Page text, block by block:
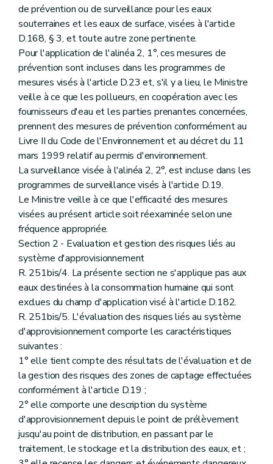
de prévention ou de surveillance pour les eaux
souterraines et les eaux de surface, visées à l'article
D.168, § 3, et toute autre zone pertinente.
Pour l'application de l'alinéa 2, 1°, ces mesures de
prévention sont incluses dans les programmes de
mesures visés à l'article D.23 et, s'il y a lieu, le Ministre
veille à ce que les pollueurs, en coopération avec les
fournisseurs d'eau et les parties prenantes concernées,
prennent des mesures de prévention conformément au
Livre II du Code de l'Environnement et au décret du 11
mars 1999 relatif au permis d'environnement.
La surveillance visée à l'alinéa 2, 2°, est incluse dans les
programmes de surveillance visés à l'article D.19.
Le Ministre veille à ce que l'efficacité des mesures
visées au présent article soit réexaminée selon une
fréquence appropriée.
Section 2 - Evaluation et gestion des risques liés au
système d'approvisionnement
R. 251bis/4. La présente section ne s'applique pas aux
eaux destinées à la consommation humaine qui sont
exclues du champ d'application visé à l'article D.182.
R. 251bis/5. L'évaluation des risques liés au système
d'approvisionnement comporte les caractéristiques
suivantes :
1° elle tient compte des résultats de l'évaluation et de
la gestion des risques des zones de captage effectuées
conformément à l'article D.19 ;
2° elle comporte une description du système
d'approvisionnement depuis le point de prélèvement
jusqu'au point de distribution, en passant par le
traitement, le stockage et la distribution des eaux, et ;